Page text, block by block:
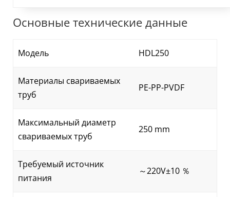
Основные технические данные
Модель HDL250
Материалы свариваемых
труб
PE-PP-PVDF
Максимальный диаметр
свариваемых труб
250 mm
Требуемый источник
питания
～220V±10 ％